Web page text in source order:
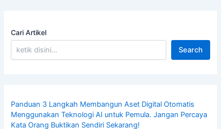
Cari Artikel
Search
Panduan 3 Langkah Membangun Aset Digital Otomatis
Menggunakan Teknologi AI untuk Pemula. Jangan Percaya
Kata Orang Buktikan Sendiri Sekarang!